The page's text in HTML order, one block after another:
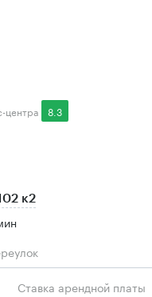
центра 8.3
к2
Ставка арендной платы